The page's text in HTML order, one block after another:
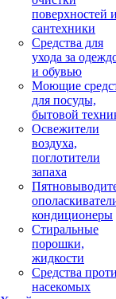
поверхностей
сантехники
Средства для
ухода за
и обувью
Моющие
для посуды,
бытовой
Освежители
воздуха,
поглотители
запаха
кондиционеры
Стиральные
порошки,
жидкости
Средства
насекомых